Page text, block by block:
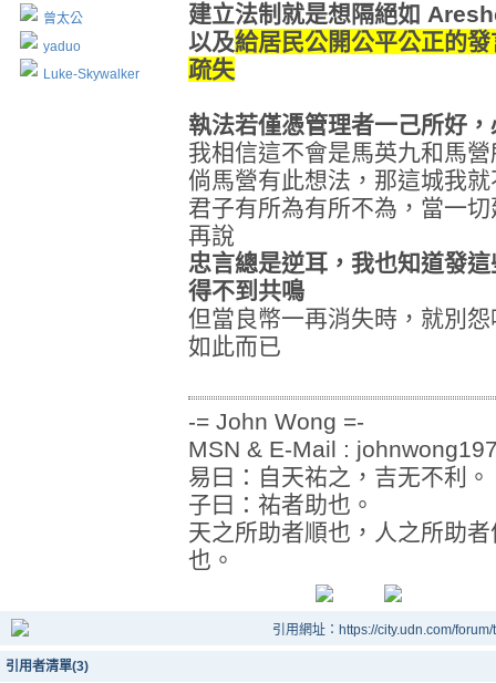
曾太公
yaduo
Luke-Skywalker
建立法制就是想隔絕如
以及給居民公開公平公正的
疏失
執法若僅憑管理者一己所好
我相信這不會是馬英九和馬
倘馬營有此想法，那這城我
君子有所為有所不為，當一
再說
忠言總是逆耳，我也知道發
得不到共鳴
但當良幣一再消失時，就別
如此而已
-= John Wong =-
MSN & E-Mail :
易曰：自天祐之，吉无不利。
子曰：祐者助也。
天之所助者順也，人之所助
也。
引用網址：https://city.udn.com/
引用者清單(3)